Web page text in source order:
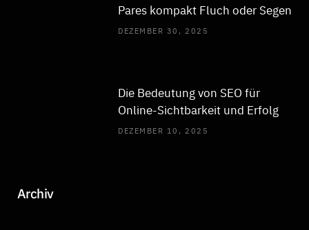
Pares kompakt Fluch oder Segen
DEZEMBER 30, 2025
Die Bedeutung von SEO für
Online-Sichtbarkeit und Erfolg
DEZEMBER 10, 2025
Archiv